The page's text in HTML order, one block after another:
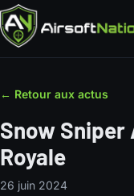
← Retour aux actus
Snow
Royale
26 juin 2024